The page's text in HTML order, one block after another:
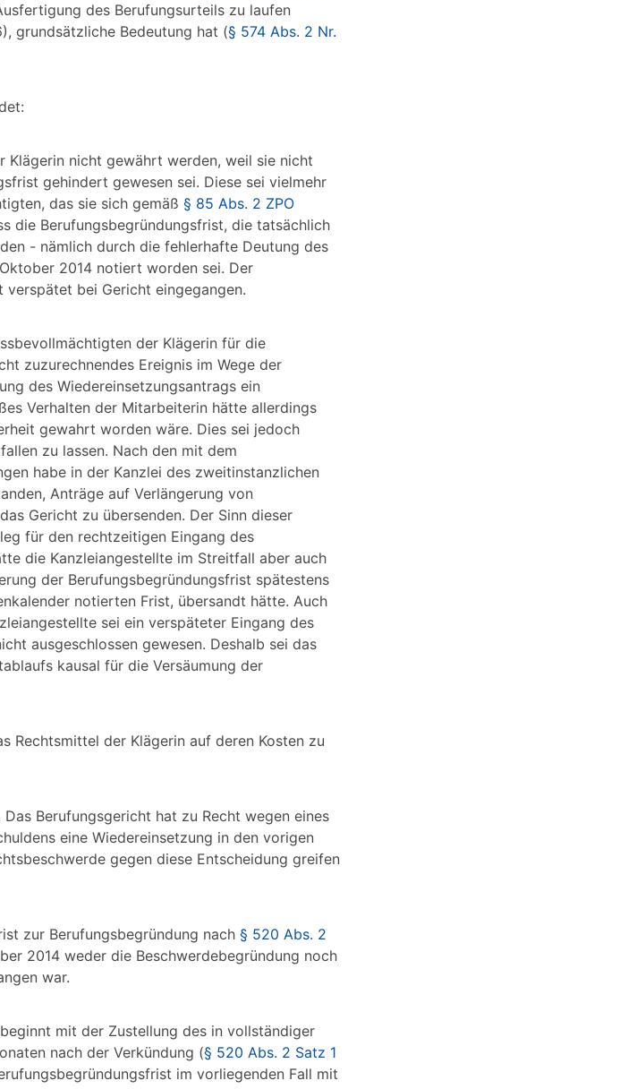
des Berufungsurteils zu laufen
grundsätzliche Bedeutung hat (§ 574 Abs. 2 Nr.
Klägerin nicht gewährt werden, weil sie nicht
gehindert gewesen sei. Diese sei vielmehr
das sie sich gemäß § 85 Abs. 2 ZPO
die Berufungsbegründungsfrist, die tatsächlich
- nämlich durch die fehlerhafte Deutung des
2014 notiert worden sei. Der
bei Gericht eingegangen.
der Klägerin für die
zuzurechnendes Ereignis im Wege der
des Wiedereinsetzungsantrags ein
Verhalten der Mitarbeiterin hätte allerdings
gewahrt worden wäre. Dies sei jedoch
zu lassen. Nach den mit dem
habe in der Kanzlei des zweitinstanzlichen
Anträge auf Verlängerung von
Gericht zu übersenden. Der Sinn dieser
für den rechtzeitigen Eingang des
die Kanzleiangestellte im Streitfall aber auch
der Berufungsbegründungsfrist spätestens
notierten Frist, übersandt hätte. Auch
sei ein verspäteter Eingang des
ausgeschlossen gewesen. Deshalb sei das
kausal für die Versäumung der
Rechtsmittel der Klägerin auf deren Kosten zu
Berufungsgericht hat zu Recht wegen eines
eine Wiedereinsetzung in den vorigen
gegen diese Entscheidung greifen
zur Berufungsbegründung nach § 520 Abs. 2
2014 weder die Beschwerdebegründung noch
war.
mit der Zustellung des in vollständiger
nach der Verkündung (§ 520 Abs. 2 Satz 1
im vorliegenden Fall mit